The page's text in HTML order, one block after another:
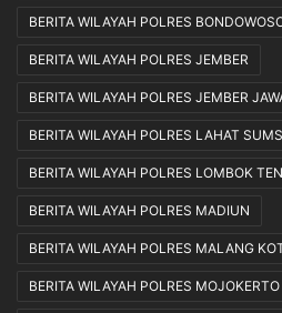
BERITA WILAYAH POLRES
BERITA WILAYAH POLRES JEMBER
BERITA WILAYAH POLRES JEMBER
BERITA WILAYAH POLRES LAHAT
BERITA WILAYAH POLRES LOMBOK
BERITA WILAYAH POLRES MADIUN
BERITA WILAYAH POLRES MALANG
BERITA WILAYAH POLRES MOJOKERTO